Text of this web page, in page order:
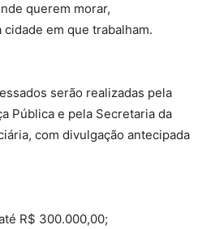
querem morar,
em que trabalham.
serão realizadas pela
Pública e pela Secretaria da
com divulgação antecipada
R$ 300.000,00;